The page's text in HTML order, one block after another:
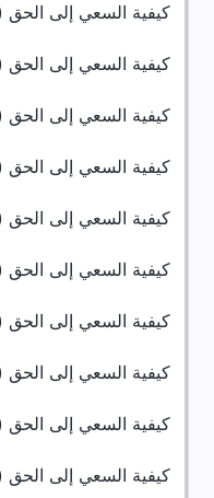
كيفية السعي إلى الحق
كيفية السعي إلى الحق
كيفية السعي إلى الحق
كيفية السعي إلى الحق
كيفية السعي إلى الحق
كيفية السعي إلى الحق
كيفية السعي إلى الحق
كيفية السعي إلى الحق
كيفية السعي إلى الحق
كيفية السعي إلى الحق